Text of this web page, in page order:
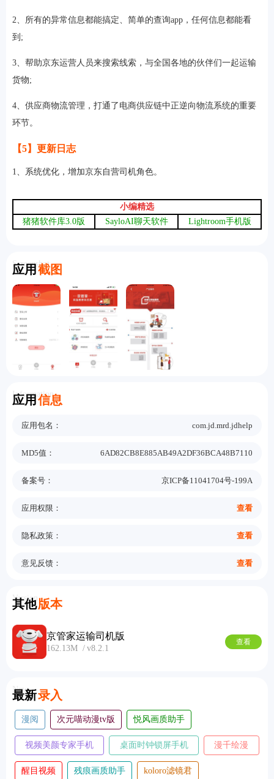
2、所有的异常信息都能搞定、简单的查询app，任何信息都能看
到;
3、帮助京东运营人员来搜索线索，与全国各地的伙伴们一起运输
货物;
4、供应商物流管理，打通了电商供应链中正逆向物流系统的重要
环节。
【5】更新日志
1、系统优化，增加京东自营司机角色。
小编精选
猪猪软件库3.0版
SayloAI聊天软件 Lightroom手机版
应用 截图
Screenshot
应用 信息
Information
应用包名： com.jd.mrd.jdhelp
MD5值： 6AD82CB8E885AB49A2DF36BCA48B7110
备案号： 京ICP备11041704号-199A
应用权限： 查看
隐私政策： 查看
意见反馈： 查看
其他版本
Version
京管家运输司机版
162.13M v8.2.1
查看
最新录入
New
漫阅 次元喵动漫tv版 悦风画质助手
视频美颜专家手机
版
桌面时钟锁屏手机
版
漫千绘漫
醒目视频
残痕画质助手 koloro滤镜君